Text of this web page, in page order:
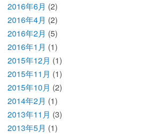
2016年6月 (2)
2016年4月 (2)
2016年2月 (5)
2016年1月 (1)
2015年12月 (1)
2015年11月 (1)
2015年10月 (2)
2014年2月 (1)
2013年11月 (3)
2013年5月 (1)